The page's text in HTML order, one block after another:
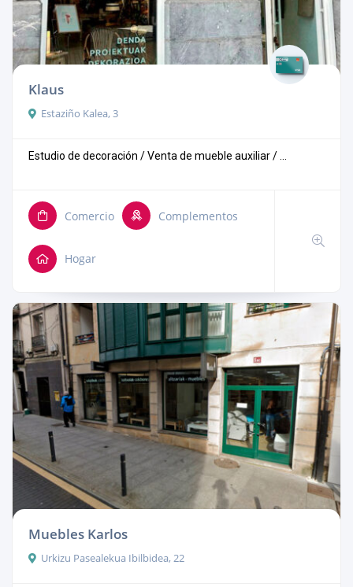
Klaus
Estaziño Kalea, 3
Estudio de decoración / Venta de mueble auxiliar / ...
Comercio Complementos
Hogar
Muebles Karlos
Urkizu Pasealekua Ibilbidea, 22